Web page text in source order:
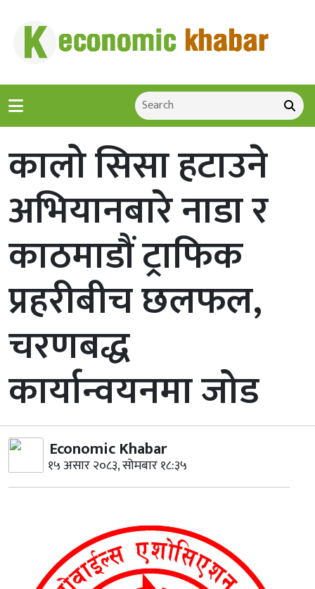
कालो सिसा हटाउने
अभियानबारे नाडा र
काठमाडौं ट्राफिक
प्रहरीबीच छलफल,
चरणबद्ध
कार्यान्वयनमा जोड
Economic Khabar
१५ असार २०८३, सोमबार १८:३५